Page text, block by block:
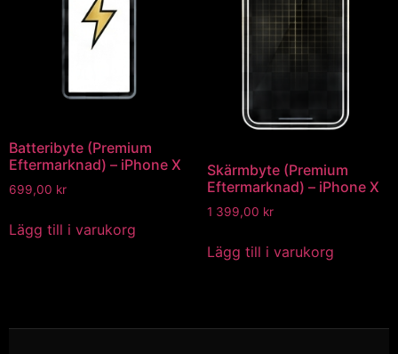
Batteribyte (Premium
Eftermarknad) – iPhone X
699,00 kr
Lägg till i varukorg
Skärmbyte (Premium
Eftermarknad) – iPhone X
1 399,00 kr
Lägg till i varukorg